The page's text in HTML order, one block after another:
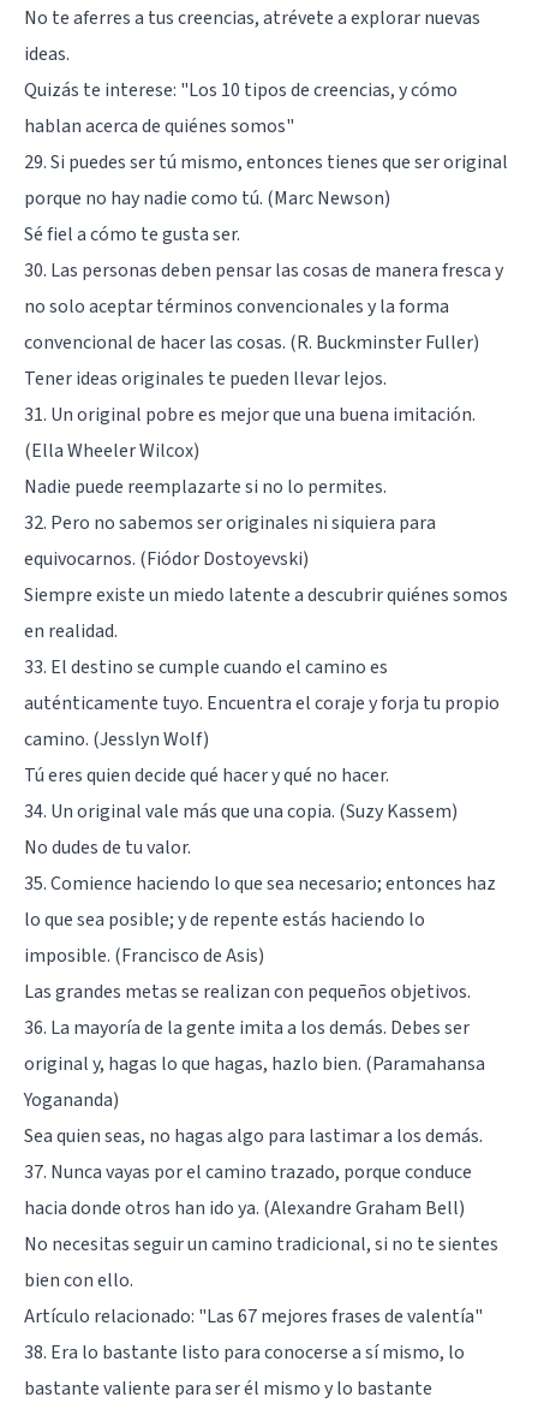
No te aferres a tus creencias, atrévete a explorar nuevas
ideas.
Quizás te interese: "Los 10 tipos de creencias, y cómo
hablan acerca de quiénes somos"
29. Si puedes ser tú mismo, entonces tienes que ser original
porque no hay nadie como tú. (Marc Newson)
Sé fiel a cómo te gusta ser.
30. Las personas deben pensar las cosas de manera fresca y
no solo aceptar términos convencionales y la forma
convencional de hacer las cosas. (R. Buckminster Fuller)
Tener ideas originales te pueden llevar lejos.
31. Un original pobre es mejor que una buena imitación.
(Ella Wheeler Wilcox)
Nadie puede reemplazarte si no lo permites.
32. Pero no sabemos ser originales ni siquiera para
equivocarnos. (Fiódor Dostoyevski)
Siempre existe un miedo latente a descubrir quiénes somos
en realidad.
33. El destino se cumple cuando el camino es
auténticamente tuyo. Encuentra el coraje y forja tu propio
camino. (Jesslyn Wolf)
Tú eres quien decide qué hacer y qué no hacer.
34. Un original vale más que una copia. (Suzy Kassem)
No dudes de tu valor.
35. Comience haciendo lo que sea necesario; entonces haz
lo que sea posible; y de repente estás haciendo lo
imposible. (Francisco de Asis)
Las grandes metas se realizan con pequeños objetivos.
36. La mayoría de la gente imita a los demás. Debes ser
original y, hagas lo que hagas, hazlo bien. (Paramahansa
Yogananda)
Sea quien seas, no hagas algo para lastimar a los demás.
37. Nunca vayas por el camino trazado, porque conduce
hacia donde otros han ido ya. (Alexandre Graham Bell)
No necesitas seguir un camino tradicional, si no te sientes
bien con ello.
Artículo relacionado: "Las 67 mejores frases de valentía"
38. Era lo bastante listo para conocerse a sí mismo, lo
bastante valiente para ser él mismo y lo bastante